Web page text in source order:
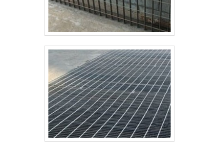
segmento de cercamentos em gradil na área de
construção civil. A empresa objetiva garantir o que
há de melhor na atualidade para os clientes.
REFERÊNCIA DE QUALIDADE NO SEGMENTO Na
Paraná Telas é possível encontrar o que há de
melhor em cercamentos em gradil na área de
construção civil. Prezando pelo que há de mais
moderno, traz inovações e variedades em alambrado
industrial e portão autoportante com ótima qualidade
e proteção. Para tal sucesso, a empresa investiu em
profissionais competentes e em equipamentos
inovadores. A Paraná Telas é uma empresa que tem